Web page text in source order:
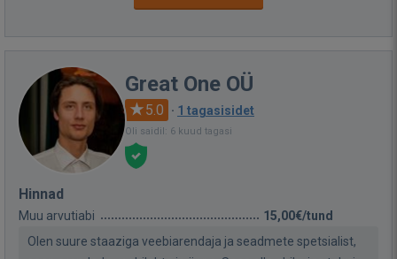
Great One OÜ
5.0 · 1 tagasisidet
Oli saidil: 6 kuud tagasi
Hinnad
Muu arvutiabi
15,00€/tund
Olen suure staaziga veebiarendaja ja seadmete spetsialist,